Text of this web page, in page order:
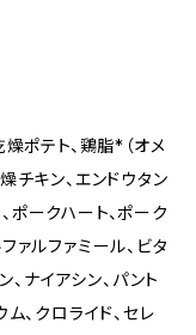
燥ポテト、鶏脂*（オメ
チキン、エンドウタン
ポークハート、ポーク
ァルファミール、ビタ
、ナイアシン、パント
ム、クロライド、セレ